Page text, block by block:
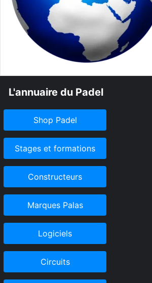
L'annuaire du Padel
Shop Padel
Stages et formations
Constructeurs
Marques Palas
Logiciels
Circuits